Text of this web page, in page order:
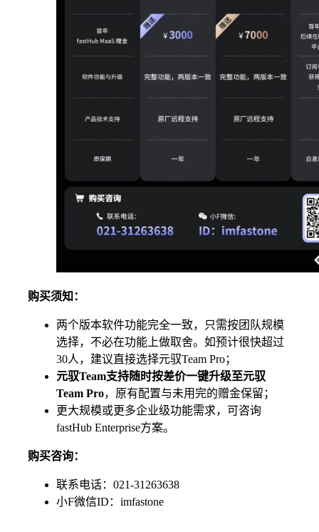
购买须知：
两个版本软件功能完全一致，只需按团队规模
选择，不必在功能上做取舍。如预计很快超过
30人，建议直接选择元驭Team Pro；
元驭Team支持随时按差价一键升级至元驭
Team Pro，原有配置与未用完的赠金保留；
更大规模或更多企业级功能需求，可咨询
fastHub Enterprise方案。
购买咨询：
联系电话：021-31263638
小F微信ID：imfastone